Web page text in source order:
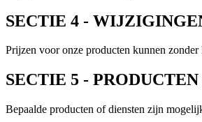
SECTIE 4 -
Prijzen voor onze producten kunnen
SECTIE 5 -
Bepaalde producten of diensten zijn